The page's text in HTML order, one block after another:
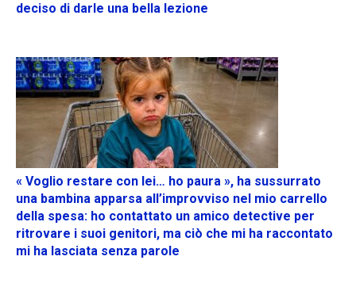
deciso di darle una bella lezione
« Voglio restare con lei… ho paura », ha sussurrato
una bambina apparsa all’improvviso nel mio carrello
della spesa: ho contattato un amico detective per
ritrovare i suoi genitori, ma ciò che mi ha raccontato
mi ha lasciata senza parole